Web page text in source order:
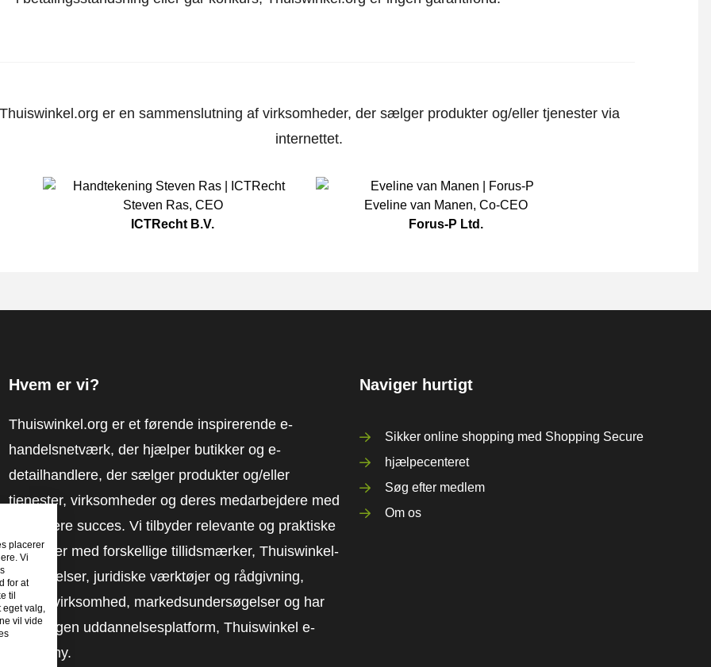
er en sammenslutning af virksomheder, der sælger produkter og/eller tjenester via
internettet.
Steven Ras, CEO
ICTRecht B.V.
Eveline van Manen, Co-CEO
Forus-P Ltd.
Hvem er vi?
Thuiswinkel.org er et førende inspirerende e-
handelsnetværk, der hjælper butikker og e-
detailhandlere, der sælger produkter og/eller
tjenester, virksomheder og deres medarbejdere med
at få mere succes. Vi tilbyder relevante og praktiske
løsninger med forskellige tillidsmærker, Thuiswinkel-
anmeldelser, juridiske værktøjer og rådgivning,
fortalervirksomhed, markedsundersøgelser og har
vores egen uddannelsesplatform, Thuiswinkel e-
Academy.
Naviger hurtigt
Sikker online shopping med Shopping Secure
hjælpecenteret
Søg efter medlem
Om os
placerer
Vi
for at
til
eget valg,
vil vide